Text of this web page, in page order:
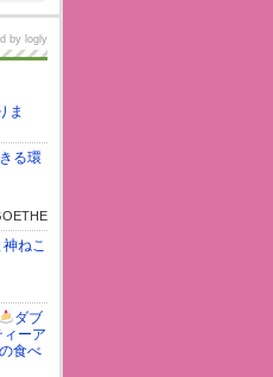
ま
る環
ねこ
ダブ
ーア
食べ
by logly